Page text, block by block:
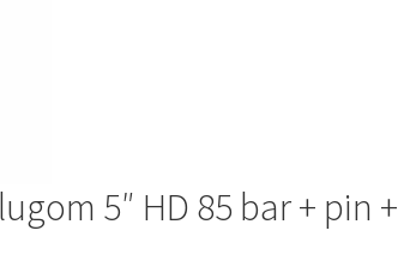
5″ HD 85 bar + pin